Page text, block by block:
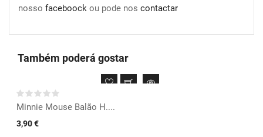
nosso faceboock ou pode nos contactar
Também poderá gostar
Minnie Mouse Balão H....
3,90 €